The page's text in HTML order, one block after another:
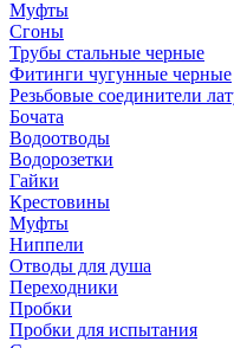
Муфты
Сгоны
Трубы стальные черные
Фитинги чугунные черные
Резьбовые соединители
Бочата
Водоотводы
Водорозетки
Гайки
Крестовины
Муфты
Ниппели
Отводы для душа
Переходники
Пробки
Пробки для испытания